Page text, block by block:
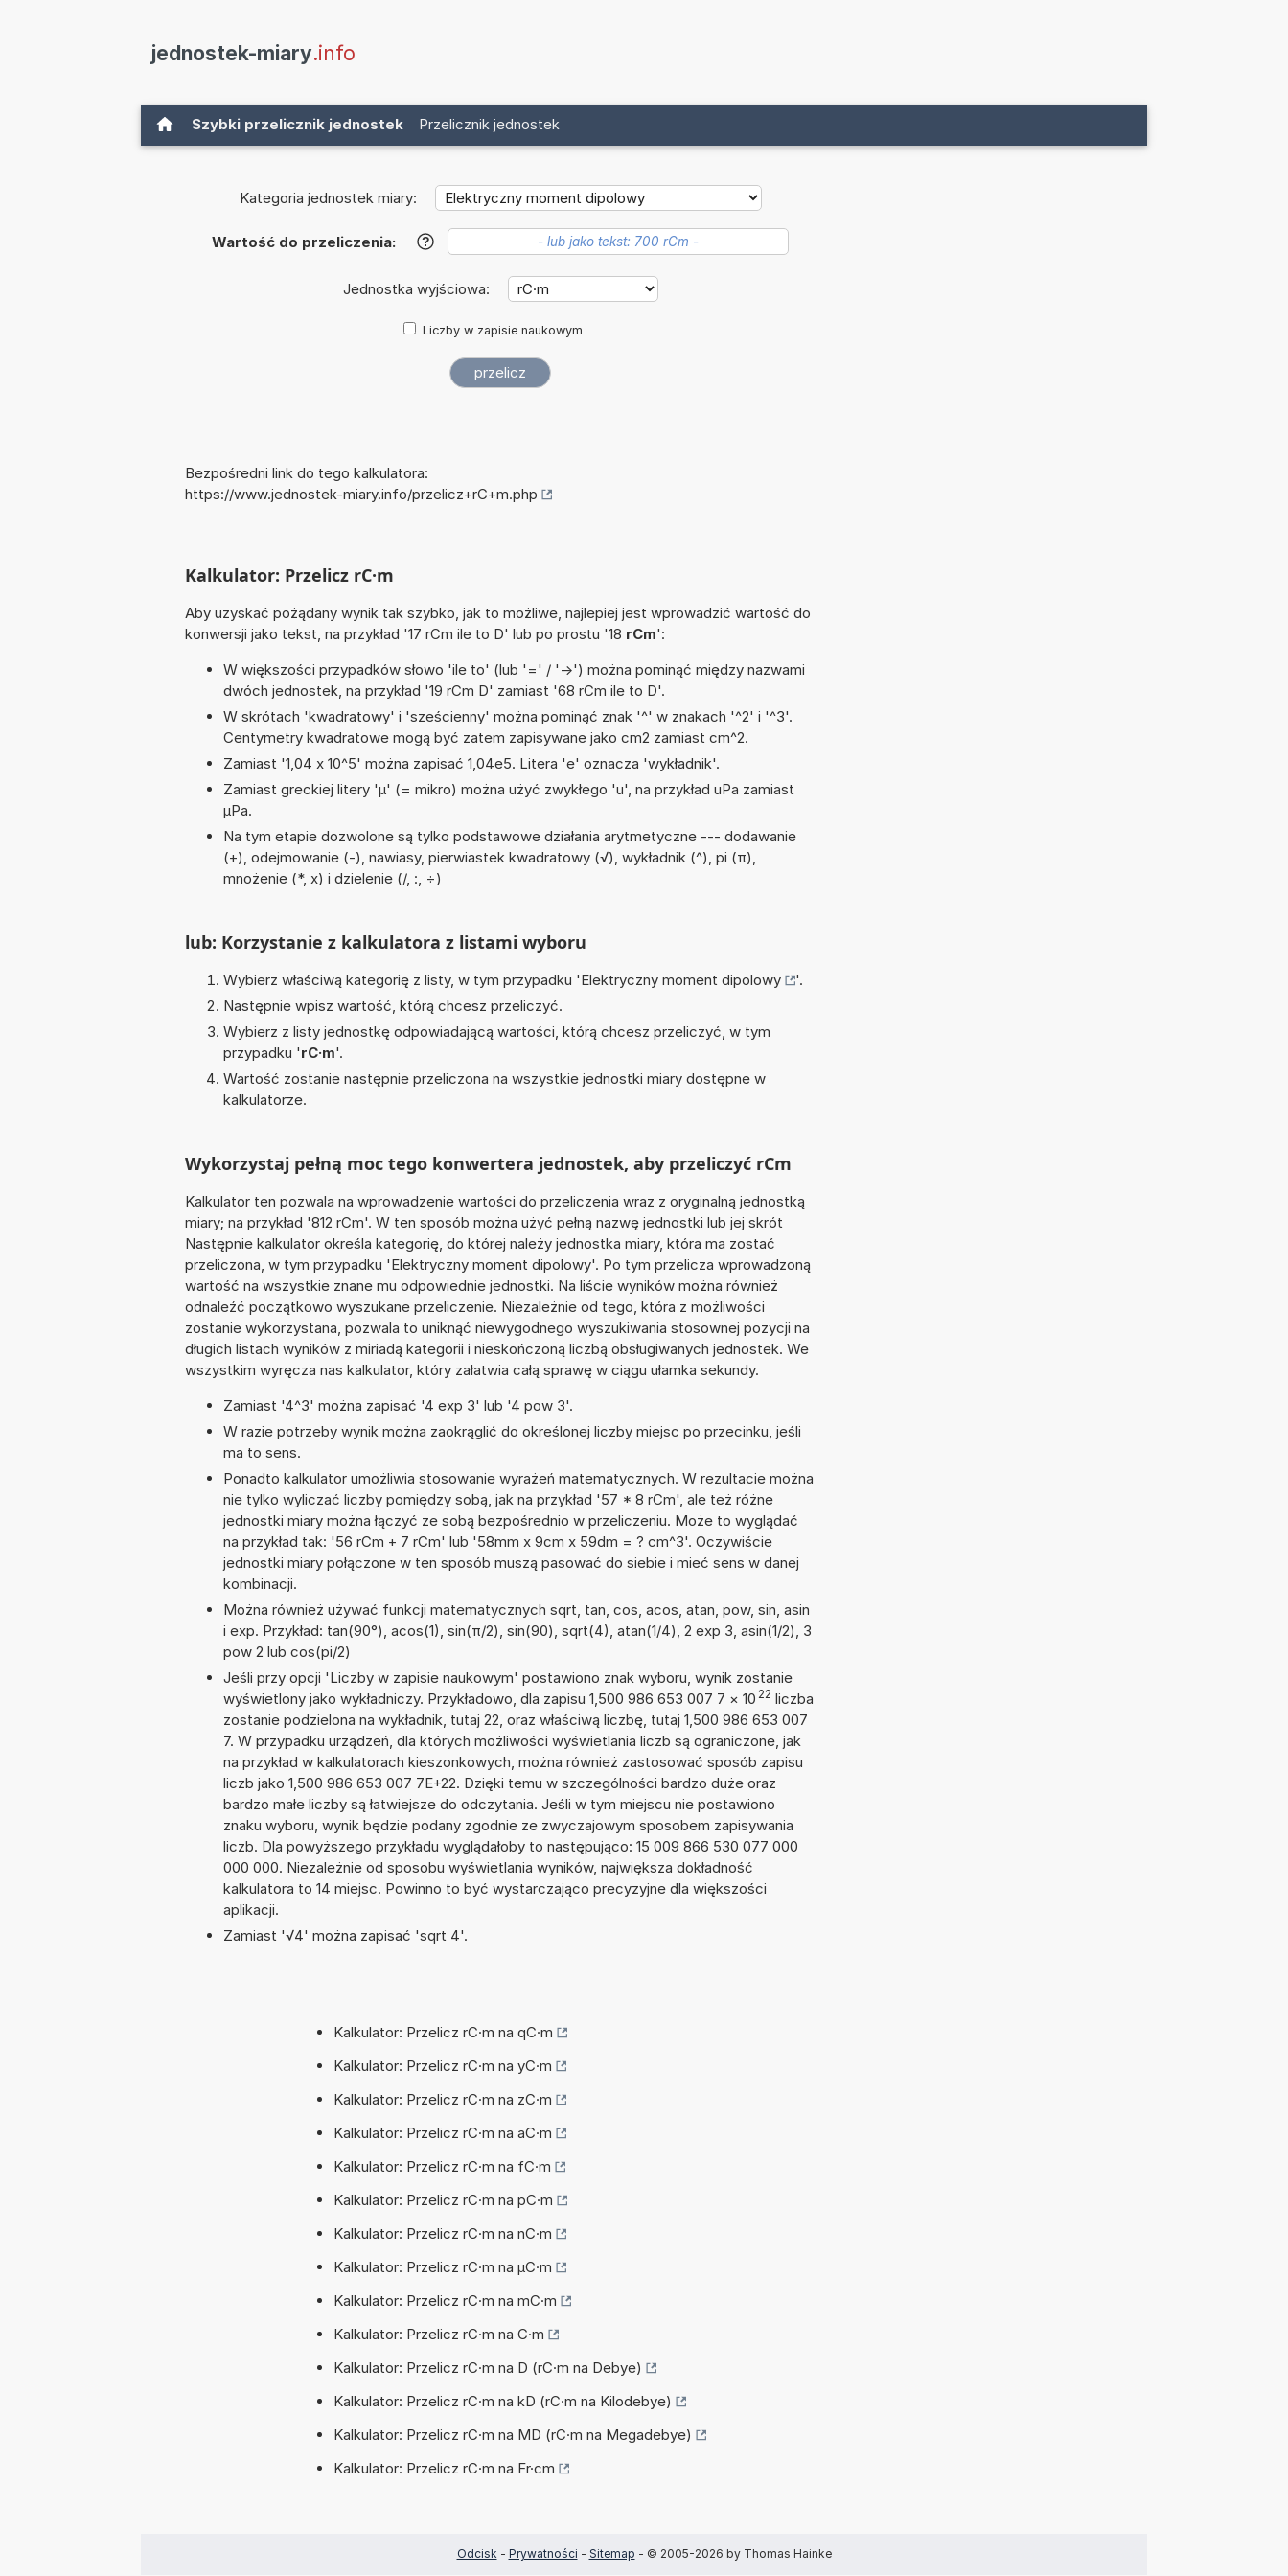
jednostek-miary.info
Szybki przelicznik jednostek Przelicznik jednostek
Kategoria jednostek miary:
Wartość do przeliczenia: ?
Jednostka wyjściowa:
Liczby w zapisie naukowym
Bezpośredni link do tego kalkulatora:
https://www.jednostek-miary.info/przelicz+rC+m.php
Kalkulator: Przelicz rC·m
Aby uzyskać pożądany wynik tak szybko, jak to możliwe, najlepiej jest wprowadzić wartość do
konwersji jako tekst, na przykład '17 rCm ile to D' lub po prostu '18 rCm':
W większości przypadków słowo 'ile to' (lub '=' / '->') można pominąć między nazwami
dwóch jednostek, na przykład '19 rCm D' zamiast '68 rCm ile to D'.
W skrótach 'kwadratowy' i 'sześcienny' można pominąć znak '^' w znakach '^2' i '^3'.
Centymetry kwadratowe mogą być zatem zapisywane jako cm2 zamiast cm^2.
Zamiast '1,04 x 10^5' można zapisać 1,04e5. Litera 'e' oznacza 'wykładnik'.
Zamiast greckiej litery 'µ' (= mikro) można użyć zwykłego 'u', na przykład uPa zamiast
µPa.
Na tym etapie dozwolone są tylko podstawowe działania arytmetyczne --- dodawanie
(+), odejmowanie (-), nawiasy, pierwiastek kwadratowy (√), wykładnik (^), pi (π),
mnożenie (*, x) i dzielenie (/, :, ÷)
lub: Korzystanie z kalkulatora z listami wyboru
Wybierz właściwą kategorię z listy, w tym przypadku 'Elektryczny moment dipolowy
'.
Następnie wpisz wartość, którą chcesz przeliczyć.
Wybierz z listy jednostkę odpowiadającą wartości, którą chcesz przeliczyć, w tym
przypadku 'rC·m'.
Wartość zostanie następnie przeliczona na wszystkie jednostki miary dostępne w
kalkulatorze.
Wykorzystaj pełną moc tego konwertera jednostek, aby przeliczyć rCm
Kalkulator ten pozwala na wprowadzenie wartości do przeliczenia wraz z oryginalną jednostką
miary; na przykład '812 rCm'. W ten sposób można użyć pełną nazwę jednostki lub jej skrót
Następnie kalkulator określa kategorię, do której należy jednostka miary, która ma zostać
przeliczona, w tym przypadku 'Elektryczny moment dipolowy'. Po tym przelicza wprowadzoną
wartość na wszystkie znane mu odpowiednie jednostki. Na liście wyników można również
odnaleźć początkowo wyszukane przeliczenie. Niezależnie od tego, która z możliwości
zostanie wykorzystana, pozwala to uniknąć niewygodnego wyszukiwania stosownej pozycji na
długich listach wyników z miriadą kategorii i nieskończoną liczbą obsługiwanych jednostek. We
wszystkim wyręcza nas kalkulator, który załatwia całą sprawę w ciągu ułamka sekundy.
Zamiast '4^3' można zapisać '4 exp 3' lub '4 pow 3'.
W razie potrzeby wynik można zaokrąglić do określonej liczby miejsc po przecinku, jeśli
ma to sens.
Ponadto kalkulator umożliwia stosowanie wyrażeń matematycznych. W rezultacie można
nie tylko wyliczać liczby pomiędzy sobą, jak na przykład '57 * 8 rCm', ale też różne
jednostki miary można łączyć ze sobą bezpośrednio w przeliczeniu. Może to wyglądać
na przykład tak: '56 rCm + 7 rCm' lub '58mm x 9cm x 59dm = ? cm^3'. Oczywiście
jednostki miary połączone w ten sposób muszą pasować do siebie i mieć sens w danej
kombinacji.
Można również używać funkcji matematycznych sqrt, tan, cos, acos, atan, pow, sin, asin
i exp. Przykład: tan(90°), acos(1), sin(π/2), sin(90), sqrt(4), atan(1/4), 2 exp 3, asin(1/2), 3
pow 2 lub cos(pi/2)
Jeśli przy opcji 'Liczby w zapisie naukowym' postawiono znak wyboru, wynik zostanie
wyświetlony jako wykładniczy. Przykładowo, dla zapisu 1,500 986 653 007 7 × 10 22 liczba
zostanie podzielona na wykładnik, tutaj 22, oraz właściwą liczbę, tutaj 1,500 986 653 007
7. W przypadku urządzeń, dla których możliwości wyświetlania liczb są ograniczone, jak
na przykład w kalkulatorach kieszonkowych, można również zastosować sposób zapisu
liczb jako 1,500 986 653 007 7E+22. Dzięki temu w szczególności bardzo duże oraz
bardzo małe liczby są łatwiejsze do odczytania. Jeśli w tym miejscu nie postawiono
znaku wyboru, wynik będzie podany zgodnie ze zwyczajowym sposobem zapisywania
liczb. Dla powyższego przykładu wyglądałoby to następująco: 15 009 866 530 077 000
000 000. Niezależnie od sposobu wyświetlania wyników, największa dokładność
kalkulatora to 14 miejsc. Powinno to być wystarczająco precyzyjne dla większości
aplikacji.
Zamiast '√4' można zapisać 'sqrt 4'.
Kalkulator: Przelicz rC·m na qC·m
Kalkulator: Przelicz rC·m na yC·m
Kalkulator: Przelicz rC·m na zC·m
Kalkulator: Przelicz rC·m na aC·m
Kalkulator: Przelicz rC·m na fC·m
Kalkulator: Przelicz rC·m na pC·m
Kalkulator: Przelicz rC·m na nC·m
Kalkulator: Przelicz rC·m na µC·m
Kalkulator: Przelicz rC·m na mC·m
Kalkulator: Przelicz rC·m na C·m
Kalkulator: Przelicz rC·m na D (rC·m na Debye)
Kalkulator: Przelicz rC·m na kD (rC·m na Kilodebye)
Kalkulator: Przelicz rC·m na MD (rC·m na Megadebye)
Kalkulator: Przelicz rC·m na Fr·cm
Odcisk - Prywatności - Sitemap - © 2005-2026 by Thomas Hainke